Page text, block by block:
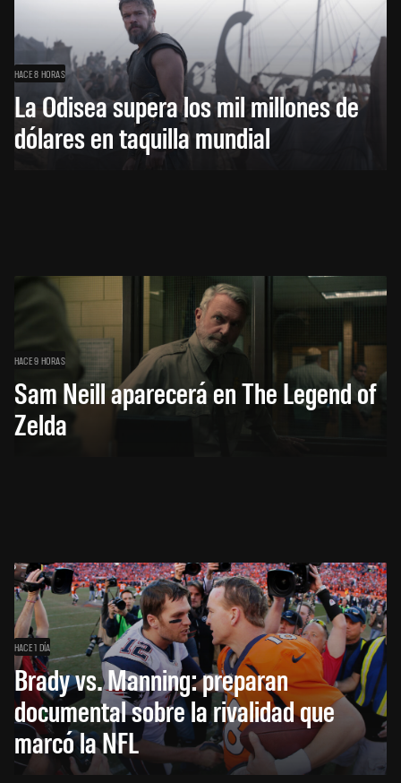
HACE 8 HORAS
La Odisea supera los mil millones de
dólares en taquilla mundial
HACE 9 HORAS
Sam Neill aparecerá en The Legend of
Zelda
HACE 1 DÍA
Brady vs. Manning: preparan
documental sobre la rivalidad que
marcó la NFL